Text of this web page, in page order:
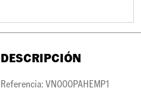
DESCRIPCIÓN
Referencia: VN000PAHEMP1